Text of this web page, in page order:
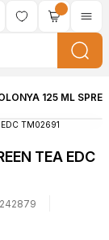
125 ML
TEA EDC
242879